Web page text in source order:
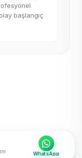
WhatsApp
başlangıç